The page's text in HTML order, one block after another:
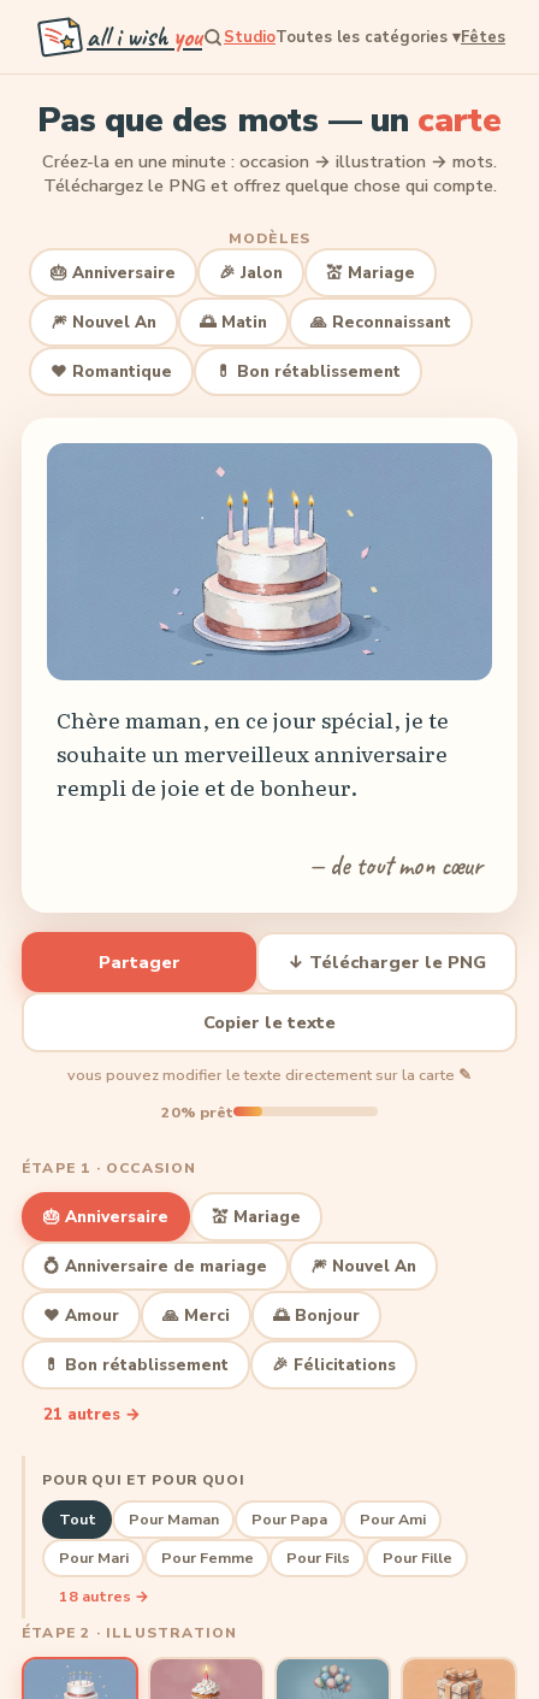
all i wish you StudioToutes les catégories ▾Fêtes
Pas que des mots — un carte
Créez-la en une minute : occasion → illustration → mots.
Téléchargez le PNG et offrez quelque chose qui compte.
MODÈLES
🎂 Anniversaire 🎉 Jalon 💒 Mariage
🎆 Nouvel An 🌅 Matin 🙏 Reconnaissant
❤️ Romantique 💊 Bon rétablissement
Étape 3 · Mots
— de tout mon cœur
Partager ↓ Télécharger le PNG
Copier le texte
vous pouvez modifier le texte directement sur la carte ✎
20% prêt
ÉTAPE 1 · OCCASION
🎂 Anniversaire 💒 Mariage
💍 Anniversaire de mariage 🎆 Nouvel An
❤️ Amour 🙏 Merci 🌅 Bonjour
💊 Bon rétablissement 🎉 Félicitations
21 autres →
POUR QUI ET POUR QUOI
Tout Pour Maman Pour Papa
Pour Ami
Pour Mari
Pour Femme Pour Fils
Pour Fille
18 autres →
ÉTAPE 2 · ILLUSTRATION